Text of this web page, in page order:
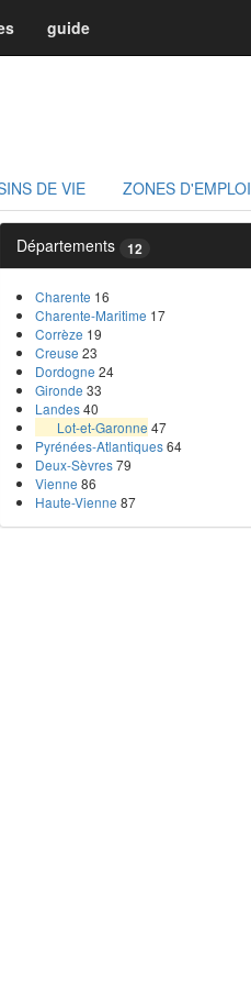
guide
DE VIE ZONES D'EMPLOI
Départements 12
Charente 16
Charente-Maritime 17
Corrèze 19
Creuse 23
Dordogne 24
Gironde 33
Landes40
Lot-et-Garonne 47
Pyrénées-Atlantiques64
Deux-Sèvres79
Vienne 86
Haute-Vienne 87